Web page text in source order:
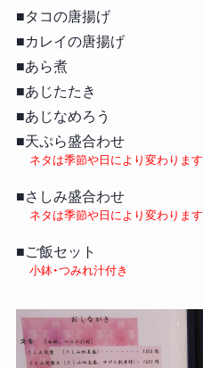
■タコの唐揚げ
■カレイの唐揚げ
■あら煮
■あじたたき
■あじなめろう
■天ぷら盛合わせ
ネタは季節や日により変わります
■さしみ盛合わせ
ネタは季節や日により変わります
■ご飯セット
小鉢・つみれ汁付き